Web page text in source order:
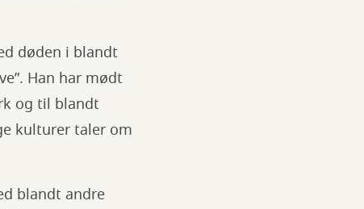
døden i blandt
Han har mødt
og til blandt
kulturer taler om
blandt andre